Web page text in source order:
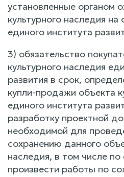
установленные органом
культурного наследия на
единого института
3) обязательство
культурного наследия
развития в срок,
купли-продажи объекта
единого института
разработку проектной
необходимой для
сохранению данного
наследия, в том числе по
произвести работы по